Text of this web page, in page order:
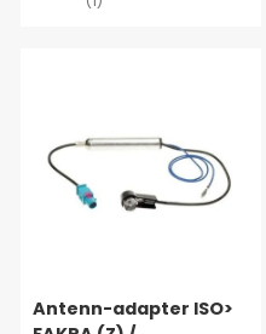
Antenn-adapter ISO>